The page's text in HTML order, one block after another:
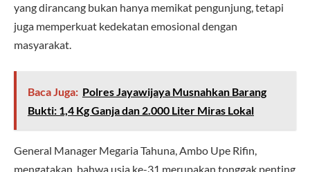
yang dirancang bukan hanya memikat pengunjung, tetapi
juga memperkuat kedekatan emosional dengan
masyarakat.
Baca Juga: Polres Jayawijaya Musnahkan Barang
Bukti: 1,4 Kg Ganja dan 2.000 Liter Miras Lokal
General Manager Megaria Tahuna, Ambo Upe Rifin,
mengatakan, bahwa usia ke-31 merupakan tonggak penting